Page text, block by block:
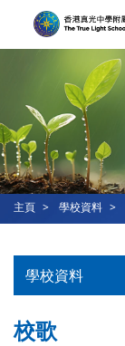
主頁 學校資料
學校資料
校歌